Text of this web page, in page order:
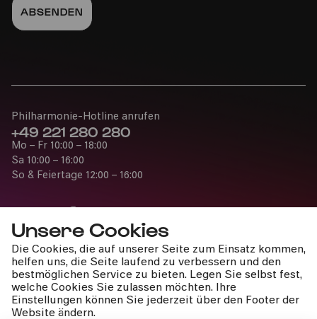
Unsere Cookies
Die Cookies, die auf unserer Seite zum Einsatz kommen,
helfen uns, die Seite laufend zu verbessern und den
bestmöglichen Service zu bieten. Legen Sie selbst fest,
welche Cookies Sie zulassen möchten. Ihre
Einstellungen können Sie jederzeit über den Footer der
Website ändern.
Presse
Jobs
News
Kontakt
Philharmonie-Hotline anrufen
+49 221 280 280
Mo – Fr 10:00 – 18:00
Sa 10:00 – 16:00
So & Feiertage 12:00 – 16:00